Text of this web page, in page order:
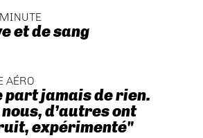
et de sang
AÉRO
part jamais de rien.
d’autres ont
expérimenté"